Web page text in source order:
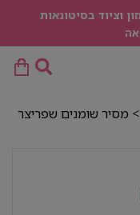
וציוד בסיטונאות
> מסיר שומנים שפריצר